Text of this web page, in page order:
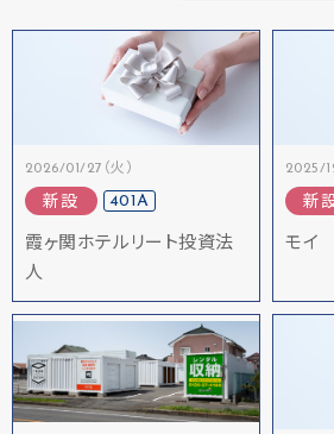
2026/01/27（火）
新設 401A
霞ヶ関ホテルリート投資法
人
2025/
新
モイ